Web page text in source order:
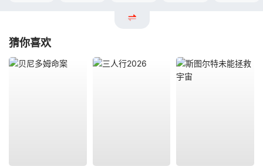
猜你喜欢